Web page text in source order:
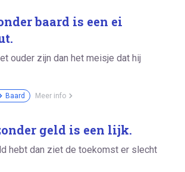
baard is een ei
ouder zijn dan het meisje dat hij
Baard Meer info
geld is een lijk.
hebt dan ziet de toekomst er slecht